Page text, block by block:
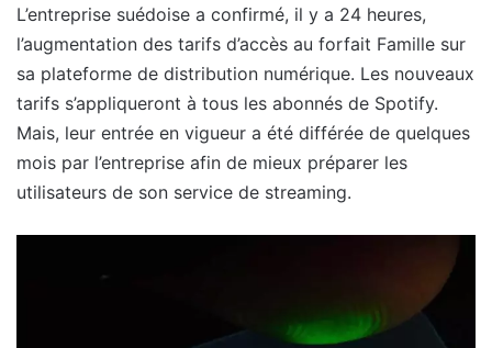
L’entreprise suédoise a confirmé, il y a 24 heures,
l’augmentation des tarifs d’accès au forfait Famille sur
sa plateforme de distribution numérique. Les nouveaux
tarifs s’appliqueront à tous les abonnés de Spotify.
Mais, leur entrée en vigueur a été différée de quelques
mois par l’entreprise afin de mieux préparer les
utilisateurs de son service de streaming.